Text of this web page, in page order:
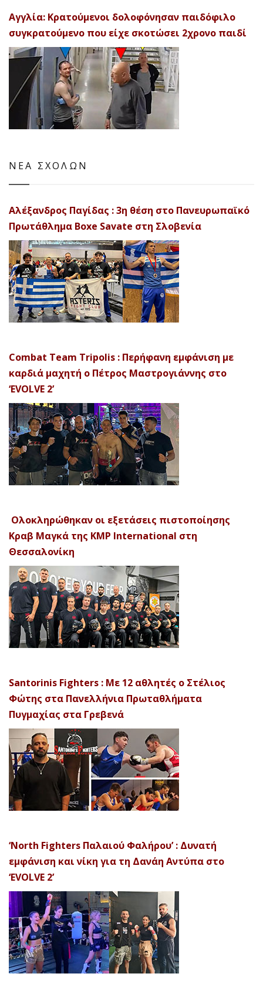
Αγγλία: Κρατούμενοι δολοφόνησαν παιδόφιλο
συγκρατούμενο που είχε σκοτώσει 2χρονο παιδί
ΝΕΑ ΣΧΟΛΩΝ
Αλέξανδρος Παγίδας : 3η θέση στο Πανευρωπαϊκό
Πρωτάθλημα Boxe Savate στη Σλοβενία
Combat Team Tripolis : Περήφανη εμφάνιση με
καρδιά μαχητή ο Πέτρος Μαστρογιάννης στο
‘EVOLVE 2’
Ολοκληρώθηκαν οι εξετάσεις πιστοποίησης
Κραβ Μαγκά της KMP International στη
Θεσσαλονίκη
Santorinis Fighters : Με 12 αθλητές ο Στέλιος
Φώτης στα Πανελλήνια Πρωταθλήματα
Πυγμαχίας στα Γρεβενά
‘North Fighters Παλαιού Φαλήρου’ : Δυνατή
εμφάνιση και νίκη για τη Δανάη Αντύπα στο
‘EVOLVE 2’